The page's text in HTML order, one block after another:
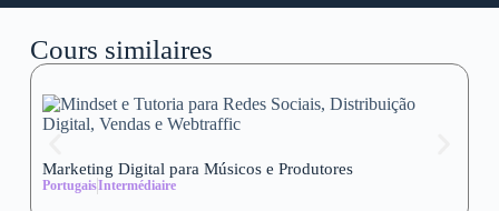
Cours similaires
Marketing Digital para Músicos e Produtores
PortugaisIntermédiaire